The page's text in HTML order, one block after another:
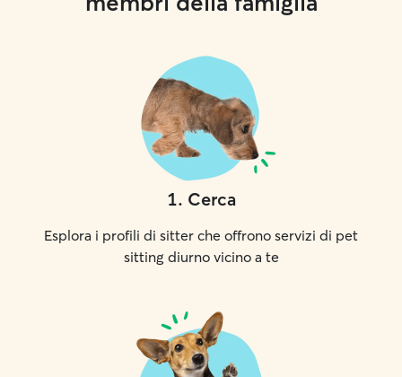
1. Cerca
Esplora i profili di sitter che offrono servizi di pet
sitting diurno vicino a te